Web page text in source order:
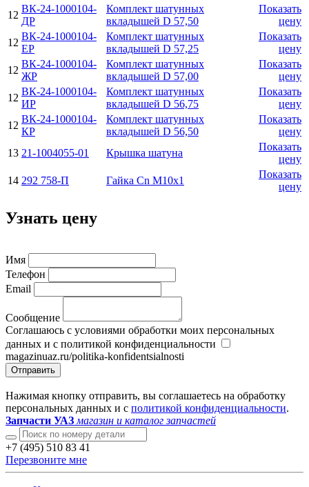
12
ВК-24-1000104-
ДР
Комплект шатунных
вкладышей D 57,50
Показать
цену
12
ВК-24-1000104-
ЕР
Комплект шатунных
вкладышей D 57,25
Показать
цену
12
ВК-24-1000104-
ЖР
Комплект шатунных
вкладышей D 57,00
Показать
цену
12
ВК-24-1000104-
ИР
Комплект шатунных
вкладышей D 56,75
Показать
цену
12
ВК-24-1000104-
КР
Комплект шатунных
вкладышей D 56,50
Показать
цену
13 21-1004055-01 Крышка шатуна
Показать
цену
14 292 758-П Гайка Cn М10х1
Показать
цену
Узнать цену
Имя
Телефон
Email
Сообщение
Соглашаюсь с условиями обработки моих персональных
данных и с политикой конфиденциальности
magazinuaz.ru/politika-konfidentsialnosti
Отправить
Нажимая кнопку отправить, вы соглашаетесь на обработку
персональных данных и с политикой конфиденциальности.
Запчасти УАЗ магазин и каталог запчастей
+7 (495) 510 83 41
Перезвоните мне